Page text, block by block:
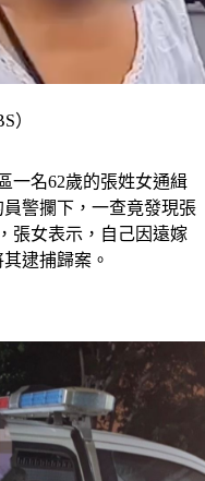
）
一名62歲的張姓女通緝
警攔下，一查竟發現張
張女表示，自己因遠嫁
逮捕歸案。